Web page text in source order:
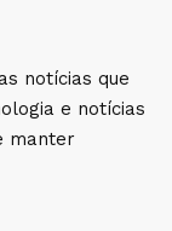
notícias que
e notícias
manter